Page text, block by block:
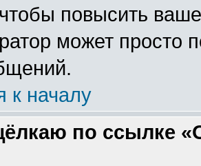
повысить
может просто
к началу
по ссылке